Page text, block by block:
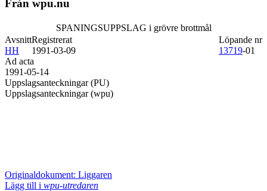
Från wpu.nu
SPANINGSUPPSLAG i grövre brottmål
Avsnitt
HH
Löpande nr
13719-01
Registrerat
1991-03-09
Ad acta
1991-05-14
Uppslagsanteckningar (PU)
Uppslagsanteckningar (wpu)
Originaldokument: Liggaren
Lägg till i wpu-utredaren